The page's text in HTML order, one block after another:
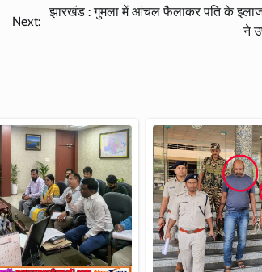
Next:
झारखंड : गुमला में आंचल फैलाकर पति के इलाज
ने